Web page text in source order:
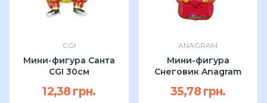
CGI
Мини-фигура Санта
CGI 30см
12,38 грн.
ANAGRAM
Мини-фигура
Снеговик Anagram
35,78 грн.